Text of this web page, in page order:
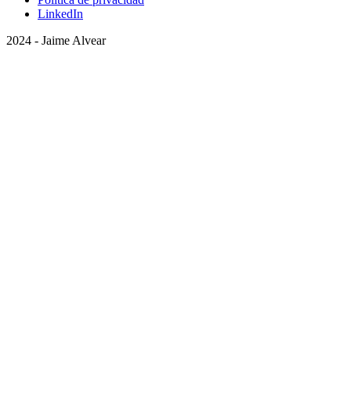
LinkedIn
2024 - Jaime Alvear